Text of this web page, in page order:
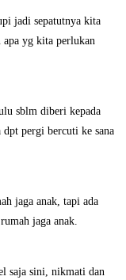
jadi sepatutnya kita
apa yg kita perlukan
sblm diberi kepada
dpt pergi bercuti ke sana
jaga anak, tapi ada
jaga anak.
saja sini, nikmati dan